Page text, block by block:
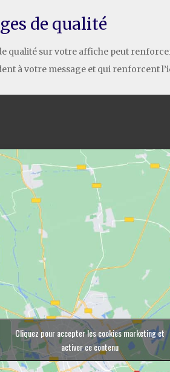
de qualité
qualité sur votre affiche peut
à votre message et qui renforcent
Cliquez pour accepter les cookies marketing et
activer ce contenu